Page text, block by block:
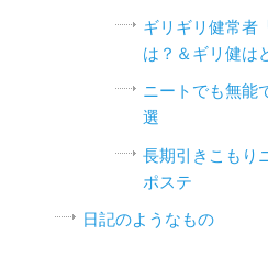
ギリギリ健常者
は？＆ギリ健は
ニートでも無能
選
長期引きこもり
ポステ
日記のようなもの